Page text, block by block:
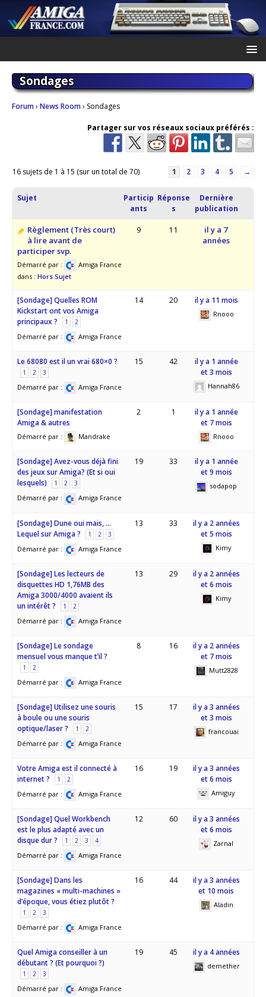
Sondages
Forum› News Room› Sondages
Partager sur vos réseaux sociaux préférés :
16 sujets de 1 à 15 (sur un total de 70) 1 2 3 4 5 →
Sujet
Particip
ants
Réponse
s
Dernière
publication
Règlement (Très court)
à lire avant de
participer svp.
Démarré par :
Amiga France
dans : Hors Sujet
9 11
il y a 7
années
[Sondage] Quelles ROM
Kickstart ont vos Amiga
principaux ?
1 2
Démarré par : Amiga France
14 20 il y a 11 mois
Rnooo
Le 68080 est il un vrai 680×0 ?
1 2 3
Démarré par : Amiga France
15 42
il y a 1 année
et 3 mois
Hannah86
[Sondage] manifestation
Amiga & autres
Démarré par : Mandrake
2 1
il y a 1 année
et 7 mois
Rnooo
[Sondage] Avez-vous déjà fini
des jeux sur Amiga? (Et si oui
lesquels)
1 2 3
Démarré par : Amiga France
19 33
il y a 1 année
et 9 mois
sodapop
[Sondage] Dune oui mais, …
Lequel sur Amiga ?
1 2 3
Démarré par : Amiga France
13 33
il y a 2 années
et 5 mois
Kimy
[Sondage] Les lecteurs de
disquettes HD 1,76MB des
Amiga 3000/4000 avaient ils
un intérêt ?
1 2
Démarré par : Amiga France
13 29
il y a 2 années
et 6 mois
Kimy
[Sondage] Le sondage
mensuel vous manque t’il ?
1 2
Démarré par : Amiga France
8 16
il y a 2 années
et 7 mois
Mutt2828
[Sondage] Utilisez une souris
à boule ou une souris
optique/laser ?
1 2
Démarré par : Amiga France
15 17
il y a 3 années
et 3 mois
francouai
Votre Amiga est il connecté à
internet ?
1 2
Démarré par : Amiga France
16 19
il y a 3 années
et 6 mois
Amiguy
[Sondage] Quel Workbench
est le plus adapté avec un
disque dur ?
1 2 3 4
Démarré par : Amiga France
12 60
il y a 3 années
et 6 mois
Zarnal
[Sondage] Dans les
magazines « multi-machines »
d’époque, vous étiez plutôt ?
1 2 3
Démarré par : Amiga France
16 44
il y a 3 années
et 10 mois
Aladin
Quel Amiga conseiller à un
débutant ? (Et pourquoi ?)
1 2 3
Démarré par : Amiga France
19 45 il y a 4 années
demether